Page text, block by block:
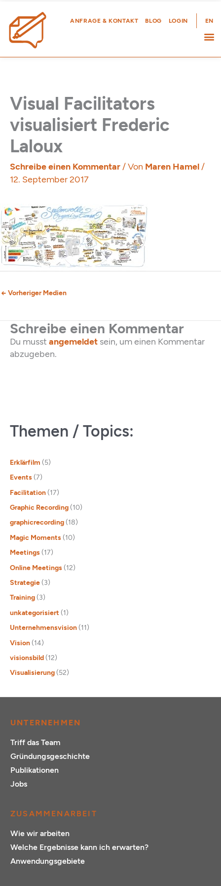
Inhalt
springen
ANFRAGE & KONTAKT BLOG LOGIN EN
Visual Facilitators
visualisiert Frederic
Laloux
Schreibe einen Kommentar/ Von Maren Hamel/
12. September 2017
← Vorheriger Medien
Schreibe einen Kommentar
Du musst angemeldet sein, um einen Kommentar
abzugeben.
Themen / Topics:
Erklärfilm (5)
Events (7)
Facilitation (17)
Graphic Recording (10)
graphicrecording (18)
Magic Moments (10)
Meetings (17)
Online Meetings (12)
Strategie (3)
Training (3)
unkategorisiert (1)
Unternehmensvision (11)
Vision (14)
visionsbild (12)
Visualisierung (52)
UNTERNEHMEN
Triff das Team
Gründungsgeschichte
Publikationen
Jobs
ZUSAMMENARBEIT
Wie wir arbeiten
Welche Ergebnisse kann ich erwarten?
Anwendungsgebiete